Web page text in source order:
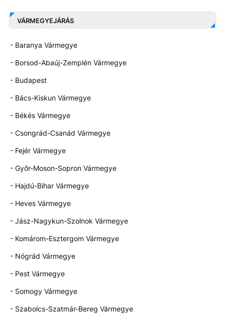
VÁRMEGYEJÁRÁS
- Baranya Vármegye
- Borsod-Abaúj-Zemplén Vármegye
- Budapest
- Bács-Kiskun Vármegye
- Békés Vármegye
- Csongrád-Csanád Vármegye
- Fejér Vármegye
- Győr-Moson-Sopron Vármegye
- Hajdú-Bihar Vármegye
- Heves Vármegye
- Jász-Nagykun-Szolnok Vármegye
- Komárom-Esztergom Vármegye
- Nógrád Vármegye
- Pest Vármegye
- Somogy Vármegye
- Szabolcs-Szatmár-Bereg Vármegye